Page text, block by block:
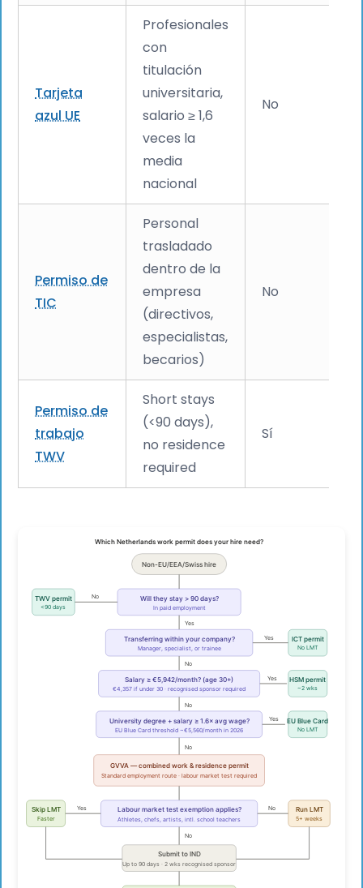
Tarjeta
azul UE
Profesionales
con
titulación
universitaria,
salario ≥ 1,6
veces la
media
nacional
No
Permiso de
TIC
Personal
trasladado
dentro de la
empresa
(directivos,
especialistas,
becarios)
No
Permiso de
trabajo
TWV
Short stays
(<90 days),
no residence
required
Sí